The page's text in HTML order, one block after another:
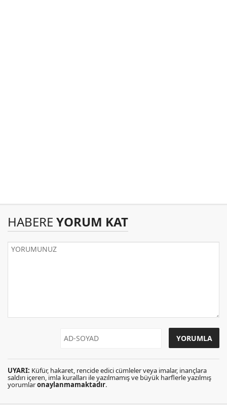
HABERE YORUM KAT
UYARI: Küfür, hakaret, rencide edici cümleler veya imalar, inançlara
saldırı içeren, imla kuralları ile yazılmamış ve büyük harflerle yazılmış
yorumlaronaylanmamaktadır.